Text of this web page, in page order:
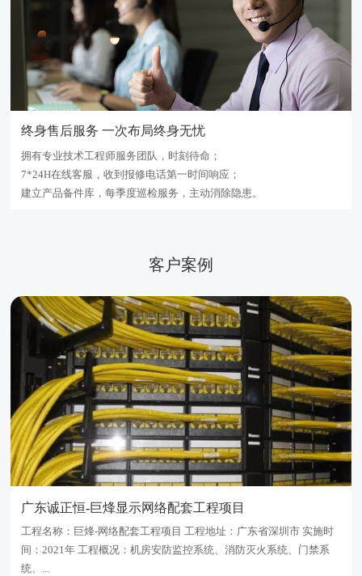
终身售后服务 一次布局终身无忧
拥有专业技术工程师服务团队，时刻待命；
7*24H在线客服，收到报修电话第一时间响应；
建立产品备件库，每季度巡检服务，主动消除隐患。
客户案例
广东诚正恒-巨烽显示网络配套工程项目
工程名称：巨烽-网络配套工程项目 工程地址：广东省深圳市 实施时
间：2021年 工程概况：机房安防监控系统、消防灭火系统、门禁系
统、...